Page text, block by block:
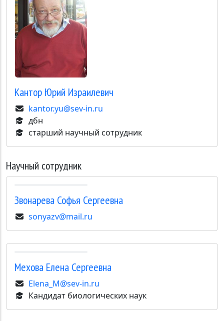
Кантор Юрий Израилевич
kantor.yu@sev-in.ru
дбн
старший научный сотрудник
Научный сотрудник
Звонарева Софья Сергеевна
sonyazv@mail.ru
Мехова Елена Сергеевна
Elena_M@sev-in.ru
Кандидат биологических наук